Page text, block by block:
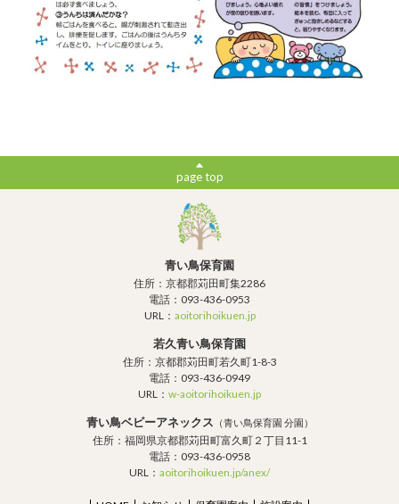
page top
青い鳥保育園
住所：京都郡苅田町集2286
電話：093-436-0953
URL： aoitorihoikuen.jp
若久青い鳥保育園
住所：京都郡苅田町若久町1-8-3
電話：093-436-0949
URL： w-aoitorihoikuen.jp
青い鳥ベビーアネックス （青い鳥保育園 分園）
住所：福岡県京都郡苅田町富久町２丁目11-1
電話：093-436-0958
URL： aoitorihoikuen.jp/anex/